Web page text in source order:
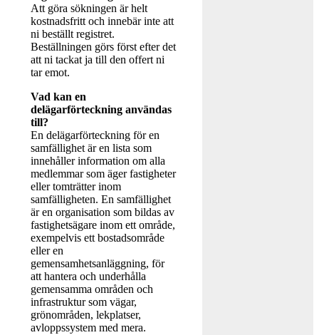
Att göra sökningen är helt
kostnadsfritt och innebär inte att
ni beställt registret.
Beställningen görs först efter det
att ni tackat ja till den offert ni
tar emot.
Vad kan en
delägarförteckning användas
till?
En delägarförteckning för en
samfällighet är en lista som
innehåller information om alla
medlemmar som äger fastigheter
eller tomträtter inom
samfälligheten. En samfällighet
är en organisation som bildas av
fastighetsägare inom ett område,
exempelvis ett bostadsområde
eller en
gemensamhetsanläggning, för
att hantera och underhålla
gemensamma områden och
infrastruktur som vägar,
grönområden, lekplatser,
avloppssystem med mera.